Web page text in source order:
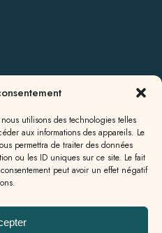
utilisons des technologies telles
aux informations des appareils. Le
permettra de traiter des données
ou les ID uniques sur ce site. Le fait
peut avoir un effet négatif